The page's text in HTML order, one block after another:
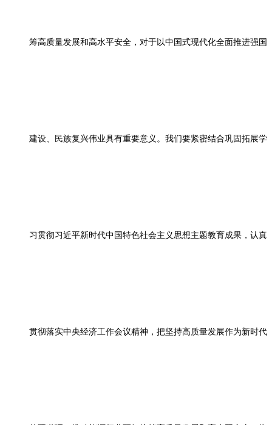
筹高质量发展和高水平安全，对于以中国式现代化全面推进强国
建设、民族复兴伟业具有重要意义。我们要紧密结合巩固拓展学
习贯彻习近平新时代中国特色社会主义思想主题教育成果，认真
贯彻落实中央经济工作会议精神，把坚持高质量发展作为新时代